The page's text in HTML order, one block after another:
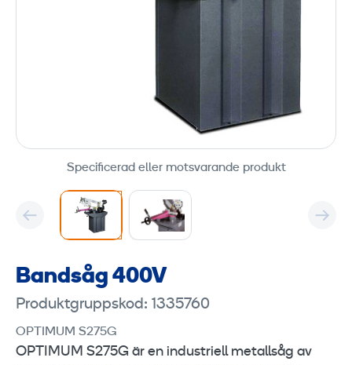
Specificerad eller motsvarande produkt
Bandsåg 400V
Produktgruppskod: 1335760
OPTIMUM S275G
OPTIMUM S275G är en industriell metallsåg av